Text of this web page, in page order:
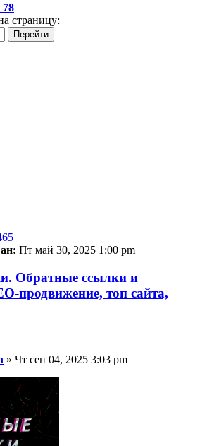
78
страницу:
Пт май 30, 2025 1:00 pm
Обратные ссылки и
продвижение, топ сайта,
» Чт сен 04, 2025 3:03 pm